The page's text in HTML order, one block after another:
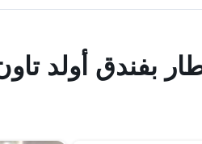
بفندق أولد